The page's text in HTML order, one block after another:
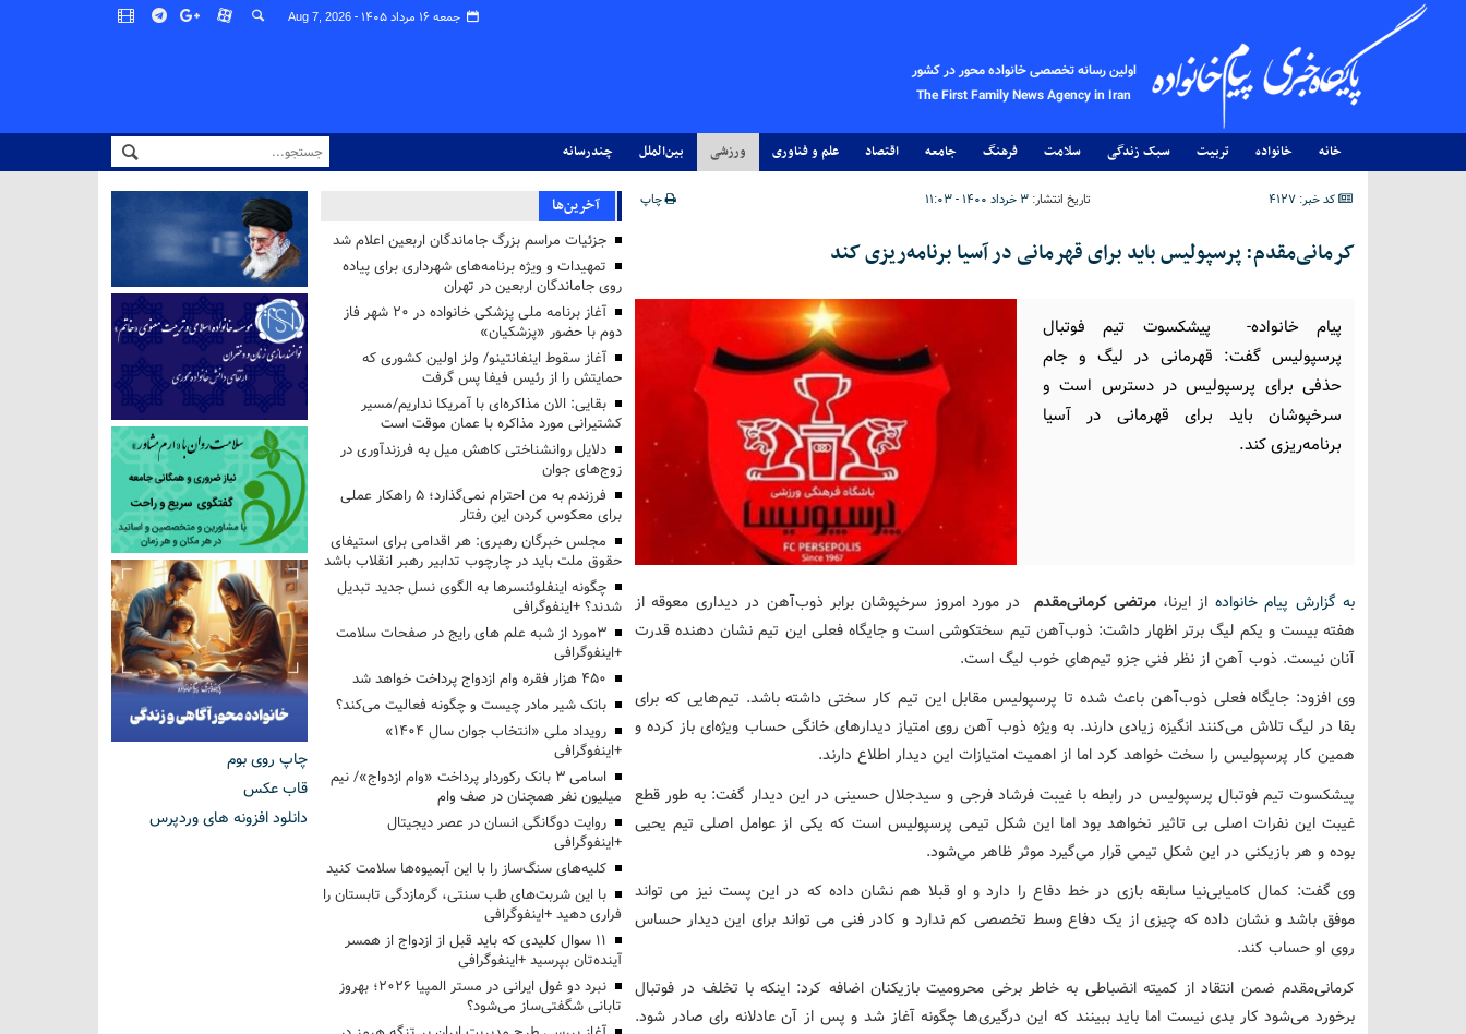
جمعه ۱۶ مرداد ۱۴۰۵ - Aug 7, 2026
اولین رسانه تخصصی خانواده محور در کشور
The First Family News Agency in Iran
خانه خانواده تربیت سبک زندگی سلامت فرهنگ جامعه اقتصاد علم و فناوری ورزشی بین‌الملل چندرسانه
کد خبر: 4127 تاریخ انتشار: ۳ خرداد ۱۴۰۰ - ۱۱:۰۳ چاپ
کرمانی‌مقدم: پرسپولیس باید برای قهرمانی در آسیا برنامه‌ریزی کند
پیام خانواده- پیشکسوت تیم فوتبال
پرسپولیس گفت: قهرمانی در لیگ و جام
حذفی برای پرسپولیس در دسترس است و
سرخپوشان باید برای قهرمانی در آسیا
برنامه‌ریزی کند.
به گزارش پیام خانواده از ایرنا،مرتضی کرمانی‌مقدم
در مورد امروز سرخپوشان برابر ذوب‌آهن در دیداری معوقه از
هفته بیست و یکم لیگ برتر اظهار داشت: ذوب‌آهن تیم سختکوشی است و جایگاه فعلی این تیم نشان دهنده قدرت
آنان نیست. ذوب آهن از نظر فنی جزو تیم‌های خوب لیگ است.
وی افزود: جایگاه فعلی ذوب‌آهن باعث شده تا پرسپولیس مقابل این تیم کار سختی داشته باشد. تیم‌هایی که برای
بقا در لیگ تلاش می‌کنند انگیزه زیادی دارند. به ویژه ذوب آهن روی امتیاز دیدارهای خانگی‌ حساب ویژه‌ای باز کرده و
همین کار پرسپولیس را سخت خواهد کرد اما از اهمیت امتیازات این دیدار اطلاع دارند.
پیشکسوت تیم فوتبال پرسپولیس در رابطه با غیبت فرشاد فرجی و سیدجلال حسینی در این دیدار گفت: به طور قطع
غیبت این نفرات اصلی بی تاثیر نخواهد بود اما این شکل تیمی پرسپولیس است که یکی از عوامل اصلی تیم یحیی
بوده و هر بازیکنی در این شکل تیمی قرار می‌گیرد موثر ظاهر می‌شود.
وی گفت: کمال کامیابی‌نیا سابقه بازی در خط دفاع را دارد و او قبلا هم نشان داده که در این پست نیز می تواند
موفق باشد و نشان داده که چیزی از یک دفاع وسط تخصصی کم ندارد و کادر فنی می تواند برای این دیدار حساس
روی او حساب کند.
کرمانی‌مقدم ضمن انتقاد از کمیته انضباطی به خاطر برخی محرومیت بازیکنان اضافه کرد: اینکه با تخلف در فوتبال
برخورد می‌شود کار بدی نیست اما باید ببینند که این درگیری‌ها چگونه آغاز شد و پس از آن عادلانه رای صادر شود.
آخرین‌ها
جزئیات مراسم بزرگ جاماندگان اربعین اعلام شد
تمهیدات و ویژه برنامه‌های شهرداری برای پیاده
روی جاماندگان اربعین در تهران
آغاز برنامه ملی پزشکی خانواده در ۲۰ شهر فاز
دوم با حضور «پزشکیان»
آغاز سقوط اینفانتینو/ ولز اولین کشوری که
حمایتش را از رئیس فیفا پس گرفت
بقایی: الان مذاکره‌ای با آمریکا نداریم/مسیر
کشتیرانی مورد مذاکره با عمان موقت است
دلایل روانشناختی کاهش میل به فرزندآوری در
زوج‌های جوان
فرزندم به من احترام نمی‌گذارد؛ ۵ راهکار عملی
برای معکوس کردن این رفتار
مجلس خبرگان رهبری: هر اقدامی برای استیفای
حقوق ملت باید در چارچوب تدابیر رهبر انقلاب باشد
چگونه اینفلوئنسرها به الگوی نسل جدید تبدیل
شدند؟ +اینفوگرافی
3مورد از شبه علم های رایج در صفحات سلامت
+اینفوگرافی
۴۵۰ هزار فقره وام ازدواج پرداخت خواهد شد
بانک شیر مادر چیست و چگونه فعالیت می‌کند؟
رویداد ملی «انتخاب جوان سال ۱۴۰۴»
+اینفوگرافی
اسامی ۳ بانک رکوردار پرداخت «وام ازدواج»/ نیم
میلیون نفر همچنان در صف وام
روایت دوگانگی انسان در عصر دیجیتال
+اینفوگرافی
کلیه‌های سنگ‌ساز را با این آبمیوه‌ها سلامت کنید
با این شربت‌های طب سنتی، گرمازدگی تابستان را
فراری دهید +اینفوگرافی
۱۱ سوال کلیدی که باید قبل از ازدواج از همسر
آینده‌تان بپرسید +اینفوگرافی
نبرد دو غول ایرانی در مستر المپیا ۲۰۲۶؛ بهروز
تابانی شگفتی‌ساز می‌شود؟
چاپ روی بوم
قاب عکس
دانلود افزونه های وردپرس